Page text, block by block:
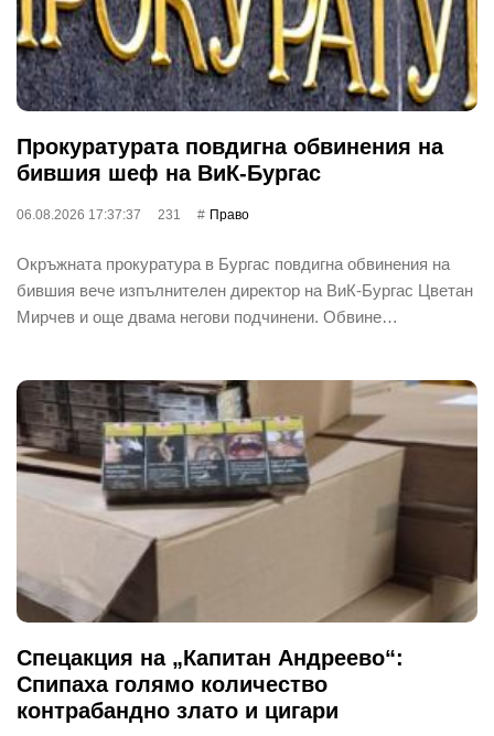
Прокуратурата повдигна обвинения на
бившия шеф на ВиК-Бургас
06.08.2026 17:37:37 231 Право
Окръжната прокуратура в Бургас повдигна обвинения на
бившия вече изпълнителен директор на ВиК-Бургас Цветан
Мирчев и още двама негови подчинени. Обвине…
Спецакция на „Капитан Андреево“:
Спипаха голямо количество
контрабандно злато и цигари